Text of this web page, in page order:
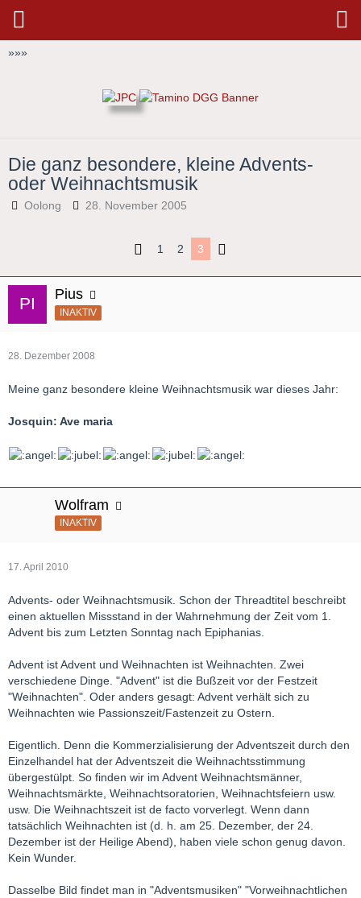
»»»
Die ganz besondere, kleine Advents-
oder Weihnachtsmusik
Oolong 28. November 2005
1 2 3
Pius
INAKTIV
28. Dezember 2008
Meine ganz besondere kleine Weihnachtsmusik war dieses Jahr:
Josquin: Ave maria
Wolfram
INAKTIV
17. April 2010
Advents- oder Weihnachtsmusik. Schon der Threadtitel beschreibt
einen aktuellen Missstand in der Wahrnehmung der Zeit vom 1.
Advent bis zum Letzten Sonntag nach Epiphanias.
Advent ist Advent und Weihnachten ist Weihnachten. Zwei
verschiedene Dinge. "Advent" ist die Bußzeit vor der Festzeit
"Weihnachten". Oder anders gesagt: Advent verhält sich zu
Weihnachten wie Passionszeit/Fastenzeit zu Ostern.
Eigentlich. Denn die Kommerzialisierung der Adventszeit durch den
Einzelhandel hat der Adventszeit die Weihnachtsstimmung
übergestülpt. So finden wir im Advent Weihnachtsmänner,
Weihnachtsmärkte, Weihnachtsoratorien, Weihnachtsfeiern usw.
usw. Die Weihnachtszeit ist de facto vorverlegt. Wenn dann
tatsächlich Weihnachten ist (d. h. am 25. Dezember, der 24.
Dezember ist der Heilige Abend), haben viele schon genug davon.
Kein Wunder.
Dasselbe Bild findet man in "Adventsmusiken" "Vorweihnachtlichen